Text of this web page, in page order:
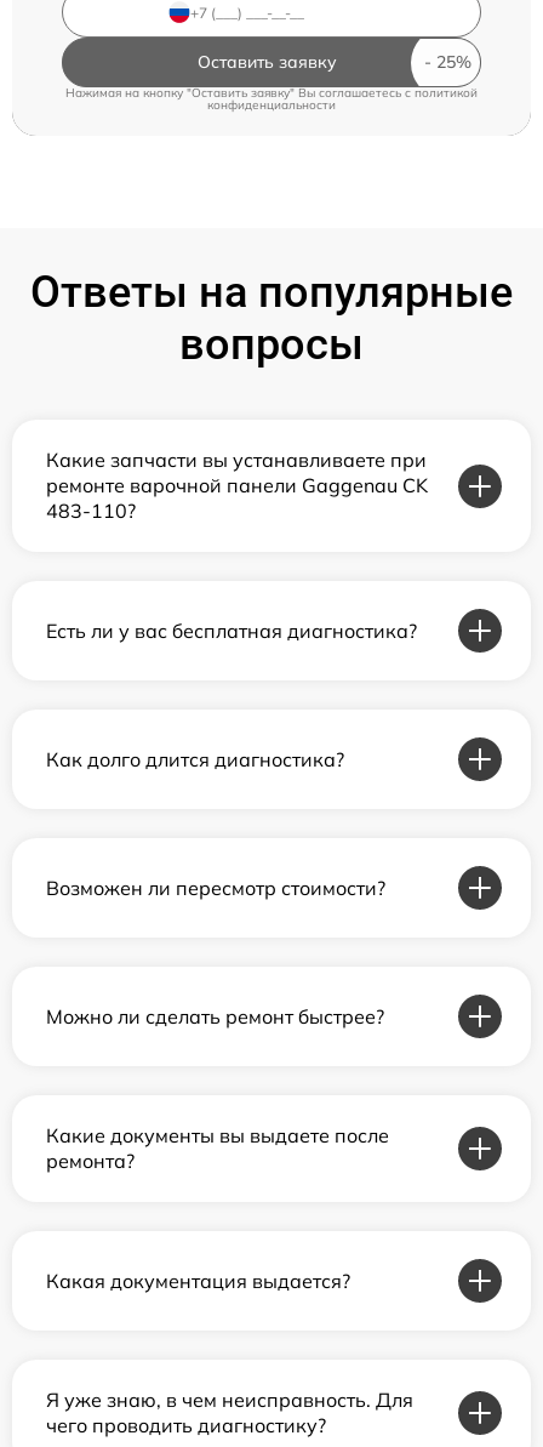
Оставить заявку
Нажимая на кнопку "Оставить заявку" Вы соглашаетесь c политикой
конфиденциальности
Ответы на популярные
вопросы
Какие запчасти вы устанавливаете при
ремонте варочной панели Gaggenau CK
483-110?
Есть ли у вас бесплатная диагностика?
Как долго длится диагностика?
Возможен ли пересмотр стоимости?
Можно ли сделать ремонт быстрее?
Какие документы вы выдаете после
ремонта?
Какая документация выдается?
Я уже знаю, в чем неисправность. Для
чего проводить диагностику?